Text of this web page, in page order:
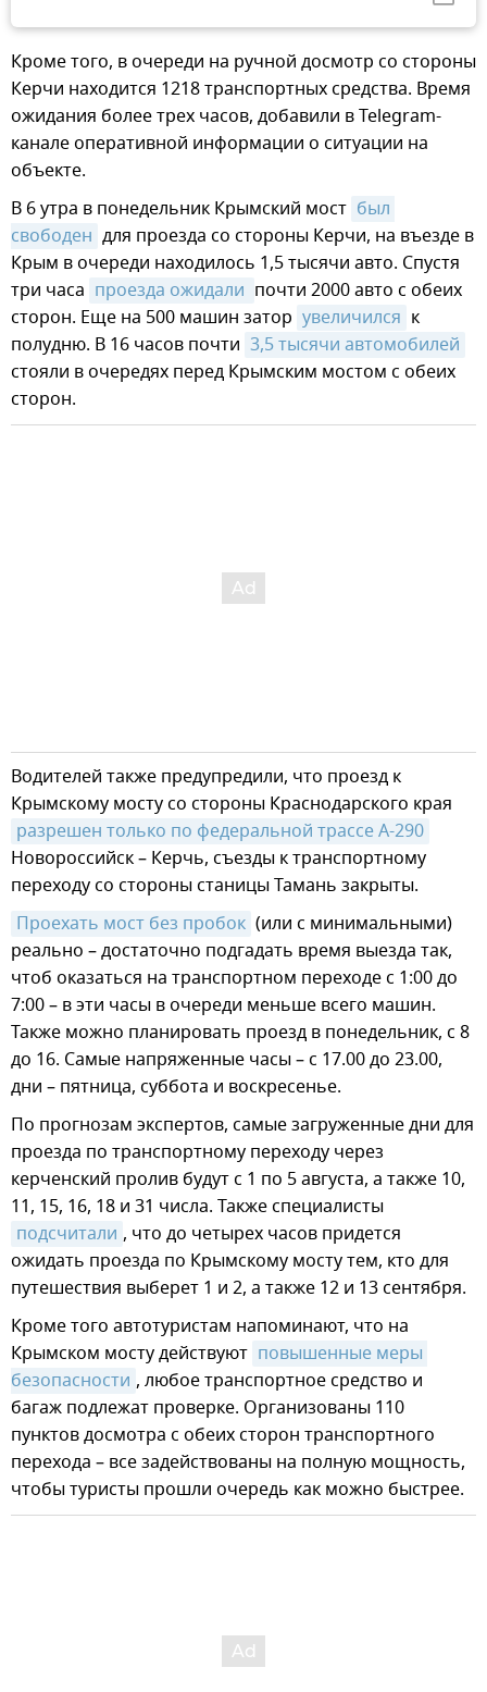
Кроме того, в очереди на ручной досмотр со стороны
Керчи находится 1218 транспортных средства. Время
ожидания более трех часов, добавили в Telegram-
канале оперативной информации о ситуации на
объекте.
В 6 утра в понедельник Крымский мост был
свободен для проезда со стороны Керчи, на въезде в
Крым в очереди находилось 1,5 тысячи авто. Спустя
три часа проезда ожидали почти 2000 авто с обеих
сторон. Еще на 500 машин затор увеличился к
полудню. В 16 часов почти 3,5 тысячи автомобилей
стояли в очередях перед Крымским мостом с обеих
сторон.
Водителей также предупредили, что проезд к
Крымскому мосту со стороны Краснодарского края
разрешен только по федеральной трассе А-290
Новороссийск – Керчь, съезды к транспортному
переходу со стороны станицы Тамань закрыты.
Проехать мост без пробок (или с минимальными)
реально – достаточно подгадать время выезда так,
чтоб оказаться на транспортном переходе с 1:00 до
7:00 – в эти часы в очереди меньше всего машин.
Также можно планировать проезд в понедельник, с 8
до 16. Самые напряженные часы – с 17.00 до 23.00,
дни – пятница, суббота и воскресенье.
По прогнозам экспертов, самые загруженные дни для
проезда по транспортному переходу через
керченский пролив будут с 1 по 5 августа, а также 10,
11, 15, 16, 18 и 31 числа. Также специалисты
подсчитали , что до четырех часов придется
ожидать проезда по Крымскому мосту тем, кто для
путешествия выберет 1 и 2, а также 12 и 13 сентября.
Кроме того автотуристам напоминают, что на
Крымском мосту действуют повышенные меры
безопасности , любое транспортное средство и
багаж подлежат проверке. Организованы 110
пунктов досмотра с обеих сторон транспортного
перехода – все задействованы на полную мощность,
чтобы туристы прошли очередь как можно быстрее.